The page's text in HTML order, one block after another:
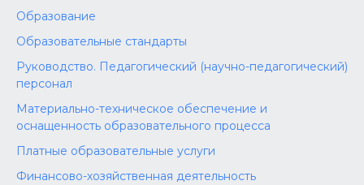
Образование
Образовательные стандарты
Руководство. Педагогический (научно-педагогический)
персонал
Материально-техническое обеспечение и
оснащенность образовательного процесса
Платные образовательные услуги
Финансово-хозяйственная деятельность